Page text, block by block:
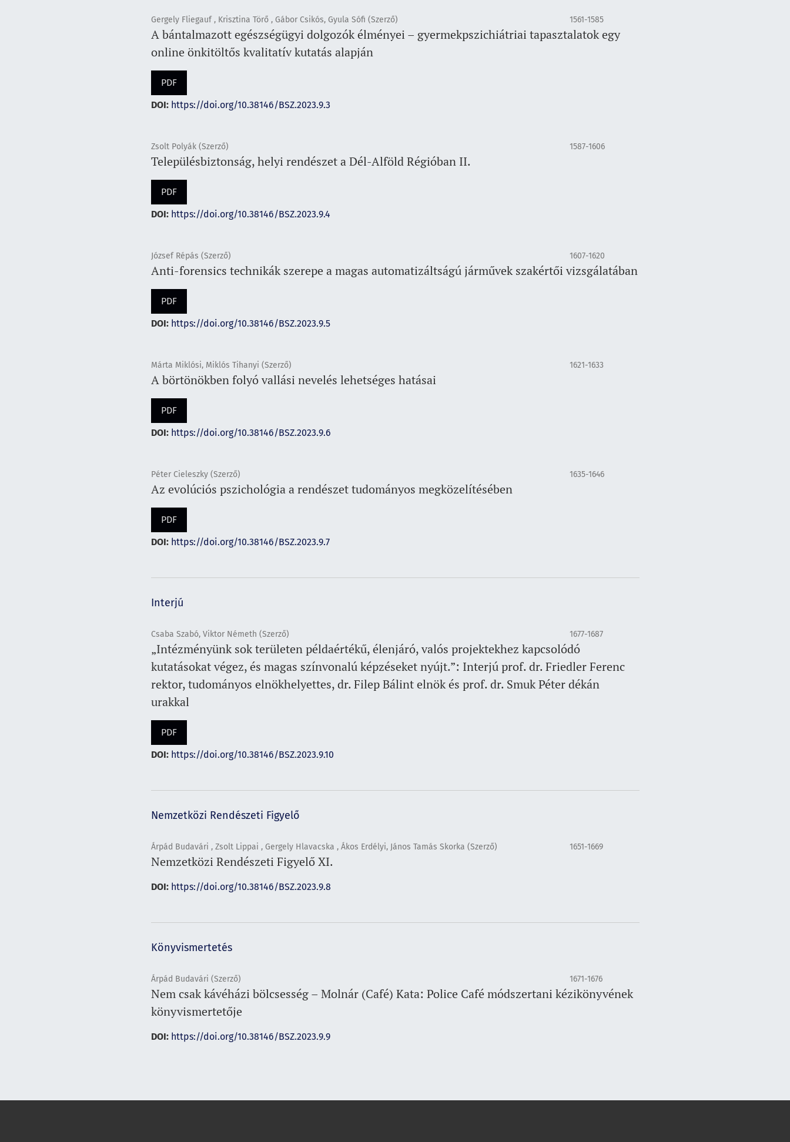
Gergely Fliegauf , Krisztina Törő , Gábor Csikós, Gyula Sófi (Szerző) 1561-1585
A bántalmazott egészségügyi dolgozók élményei – gyermekpszichiátriai tapasztalatok egy
online önkitöltős kvalitatív kutatás alapján
PDF
DOI: https://doi.org/10.38146/BSZ.2023.9.3
Zsolt Polyák (Szerző) 1587-1606
Településbiztonság, helyi rendészet a Dél-Alföld Régióban II.
PDF
DOI: https://doi.org/10.38146/BSZ.2023.9.4
József Répás (Szerző) 1607-1620
Anti-forensics technikák szerepe a magas automatizáltságú járművek szakértői vizsgálatában
PDF
DOI: https://doi.org/10.38146/BSZ.2023.9.5
Márta Miklósi, Miklós Tihanyi (Szerző) 1621-1633
A börtönökben folyó vallási nevelés lehetséges hatásai
PDF
DOI: https://doi.org/10.38146/BSZ.2023.9.6
Péter Cieleszky (Szerző) 1635-1646
Az evolúciós pszichológia a rendészet tudományos megközelítésében
PDF
DOI: https://doi.org/10.38146/BSZ.2023.9.7
Interjú
Csaba Szabó, Viktor Németh (Szerző) 1677-1687
„Intézményünk sok területen példaértékű, élenjáró, valós projektekhez kapcsolódó
kutatásokat végez, és magas színvonalú képzéseket nyújt.”: Interjú prof. dr. Friedler Ferenc
rektor, tudományos elnökhelyettes, dr. Filep Bálint elnök és prof. dr. Smuk Péter dékán
urakkal
PDF
DOI: https://doi.org/10.38146/BSZ.2023.9.10
Nemzetközi Rendészeti Figyelő
Árpád Budavári , Zsolt Lippai , Gergely Hlavacska , Ákos Erdélyi, János Tamás Skorka (Szerző) 1651-1669
Nemzetközi Rendészeti Figyelő XI.
DOI: https://doi.org/10.38146/BSZ.2023.9.8
Könyvismertetés
Árpád Budavári (Szerző) 1671-1676
Nem csak kávéházi bölcsesség – Molnár (Café) Kata: Police Café módszertani kézikönyvének
könyvismertetője
DOI: https://doi.org/10.38146/BSZ.2023.9.9